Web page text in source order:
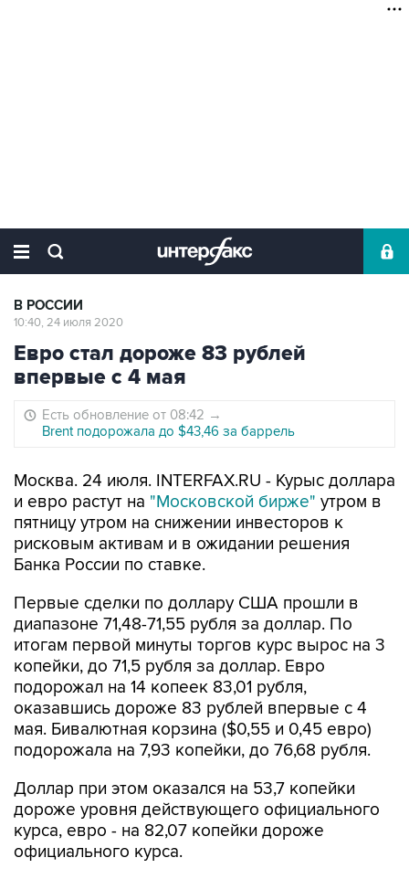
В РОССИИ
10:40, 24 июля 2020
Евро стал дороже 83 рублей
впервые с 4 мая
Есть обновление от 08:42 →
Brent подорожала до $43,46 за баррель
Москва. 24 июля. INTERFAX.RU - Курыс доллара
и евро растут на "Московской бирже" утром в
пятницу утром на снижении инвесторов к
рисковым активам и в ожидании решения
Банка России по ставке.
Первые сделки по доллару США прошли в
диапазоне 71,48-71,55 рубля за доллар. По
итогам первой минуты торгов курс вырос на 3
копейки, до 71,5 рубля за доллар. Евро
подорожал на 14 копеек 83,01 рубля,
оказавшись дороже 83 рублей впервые с 4
мая. Бивалютная корзина ($0,55 и 0,45 евро)
подорожала на 7,93 копейки, до 76,68 рубля.
Доллар при этом оказался на 53,7 копейки
дороже уровня действующего официального
курса, евро - на 82,07 копейки дороже
официального курса.